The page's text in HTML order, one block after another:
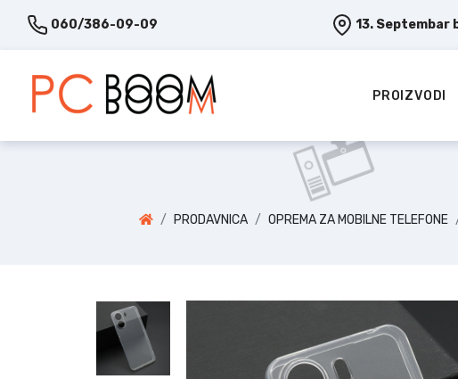
060/386-09-09 13. Septembar
PROIZVODI
PRODAVNICA OPREMA ZA MOBILNE TELEFONE